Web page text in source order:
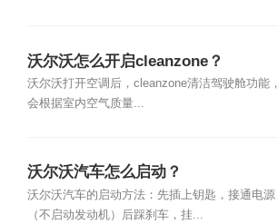
沃尔沃怎么开启cleanzone？
沃尔沃打开空调后，cleanzone清洁驾驶舱功能，
会根据室内空气质量...
沃尔沃汽车怎么启动？
沃尔沃汽车的启动方法：先插上钥匙，接通电源
（不启动发动机）后踩刹车，挂...